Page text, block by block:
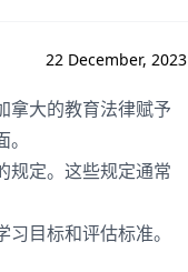
22 December, 2023
拿大的教育法律赋予
规定。这些规定通常
目标和评估标准。